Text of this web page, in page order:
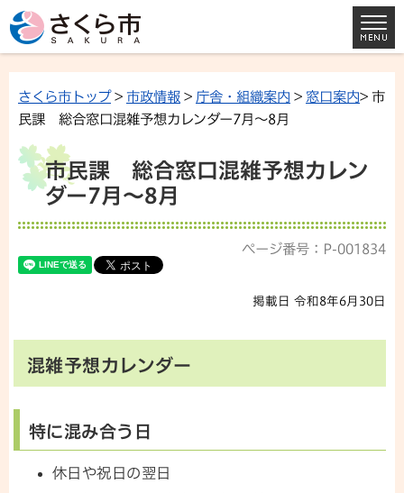
さくら市トップ> 市政情報 > 庁舎・組織案内 > 窓口案内> 市
民課 総合窓口混雑予想カレンダー7月～8月
市民課 総合窓口混雑予想カレン
ダー7月～8月
ページ番号：P-001834
掲載日 令和8年6月30日
混雑予想カレンダー
特に混み合う日
休日や祝日の翌日